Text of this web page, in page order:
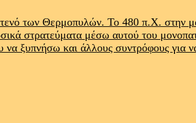
των Θερμοπυλών. Το 480 π.Χ. στην
στρατεύματα μέσω αυτού του
ξυπνήσω και άλλους συντρόφους για